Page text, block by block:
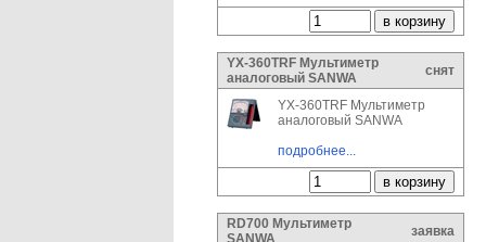
YX-360TRF Мультиметр
аналоговый SANWA
снят
YX-360TRF Мультиметр
аналоговый SANWA
подробнее...
RD700 Мультиметр
SANWA
заявка